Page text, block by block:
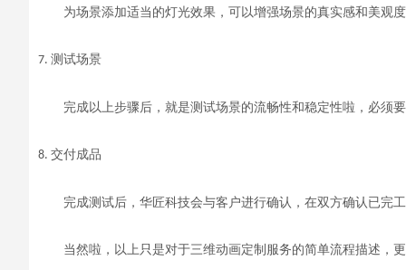
为场景添加适当的灯光效果，可以增强场景的真实感和美观
7. 测试场景
完成以上步骤后， 就是测试场景的流畅性和稳定性啦 ， 必须要
8. 交付成品
完成测试后， 华匠科技会与客户进行确认，在双方确认已完
当然啦，以上只是对于三维动画定制服务的简单流程描述，